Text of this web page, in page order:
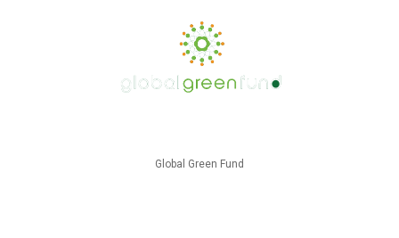
Global Green Fund